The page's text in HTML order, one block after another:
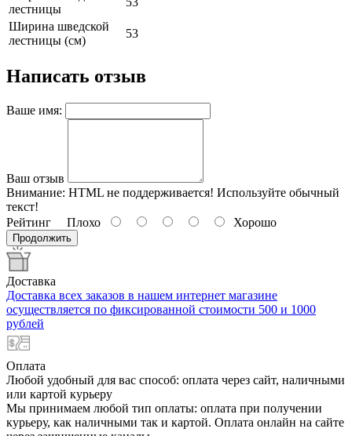
лестницы
Ширина шведской
лестницы (см)
53
Написать отзыв
Ваше имя:
Ваш отзыв
Внимание: HTML не поддерживается! Используйте обычный
текст!
Рейтинг Плохо Хорошо
Продолжить
Доставка
Доставка всех заказов в нашем интернет магазине
осуществляется по фиксированной стоимости 500 и 1000
рублей
Оплата
Любой удобный для вас способ: оплата через сайт, наличными
или картой курьеру
Мы принимаем любой тип оплаты: оплата при получении
курьеру, как наличными так и картой. Оплата онлайн на сайте